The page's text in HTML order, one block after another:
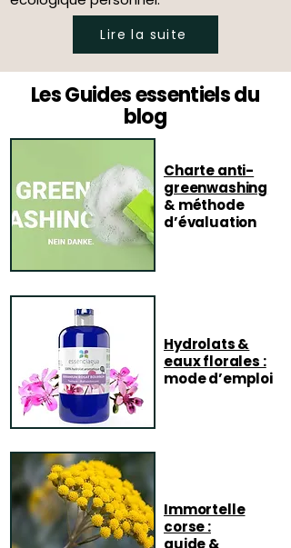
Lire la suite
Les Guides essentiels du
blog
Charte anti-
greenwashing
& méthode
d’évaluation
Hydrolats &
eaux florales :
mode d’emploi
Immortelle
corse :
guide &